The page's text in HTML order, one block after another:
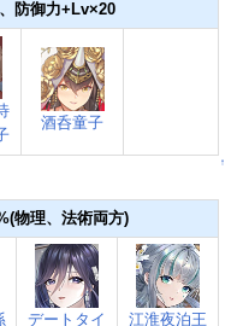
防御力+Lv×20
酒呑童子
↑
物理、法術両方)
デートタイ
江淮夜泊王